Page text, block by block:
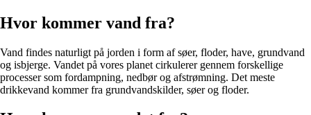
Hvor kommer vand fra?
Vand findes naturligt på jorden i form af søer, floder, have, grundvand
og isbjerge. Vandet på vores planet cirkulerer gennem forskellige
processer som fordampning, nedbør og afstrømning. Det meste
drikkevand kommer fra grundvandskilder, søer og floder.